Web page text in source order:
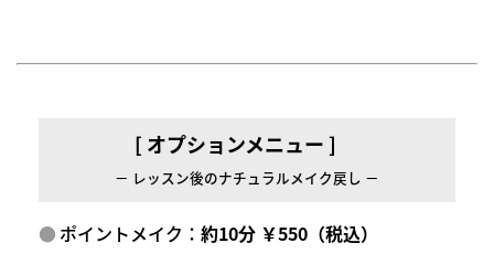
[ オプションメニュー ]
－ レッスン後のナチュラルメイク戻し －
ポイントメイク：約10分 ￥550（税込）